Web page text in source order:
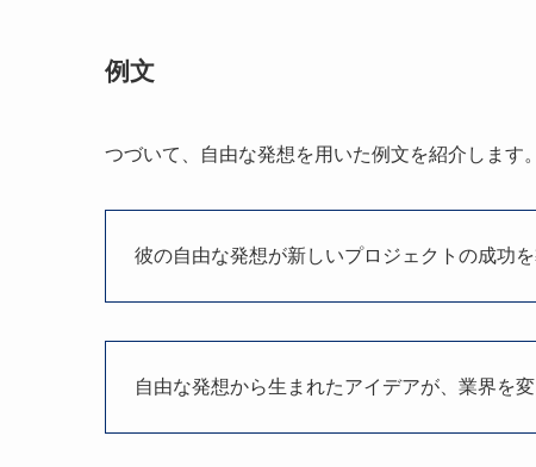
例文
つづいて、自由な発想を用いた例文を紹介します。
彼の自由な発想が新しいプロジェクトの成功を
自由な発想から生まれたアイデアが、業界を変